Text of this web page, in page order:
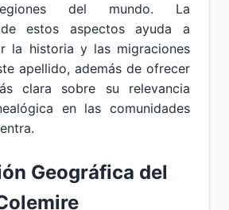
del mundo. La
de estos aspectos ayuda a
la historia y las migraciones
apellido, además de ofrecer
clara sobre su relevancia
en las comunidades
Geográfica del